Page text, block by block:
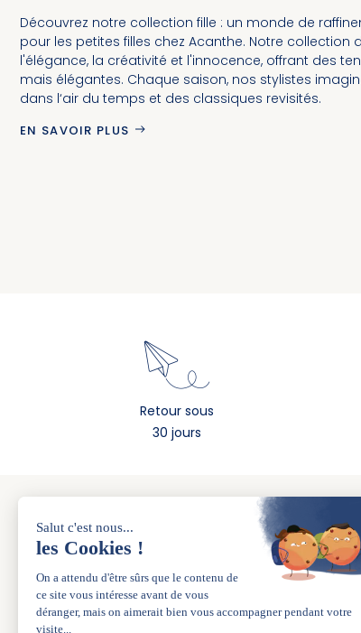
Découvrez notre collection fille : un monde de
pour les petites filles chez Acanthe. Notre collection
l'élégance, la créativité et l'innocence, offrant des
mais élégantes. Chaque saison, nos stylistes
dans l‘air du temps et des classiques revisités.
EN SAVOIR PLUS
Retour sous
30 jours
L’esprit de famille depuis 1983
A PROPOS
Nos boutiques